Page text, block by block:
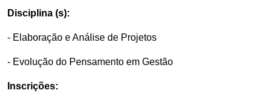
Disciplina (s):
- Elaboração e Análise de Projetos
- Evolução do Pensamento em Gestão
Inscrições: